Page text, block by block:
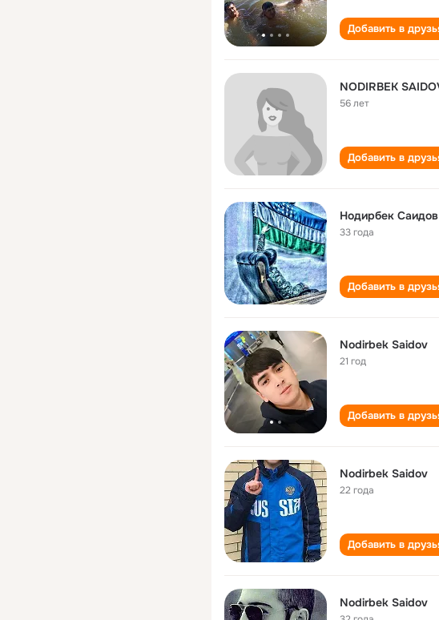
Добавить в
NODIRBEK
56 лет
Добавить в
Нодирбек Саидов
33 года
Добавить в
Nodirbek Saidov
21 год
Добавить в
Nodirbek Saidov
22 года
Добавить в
Nodirbek Saidov